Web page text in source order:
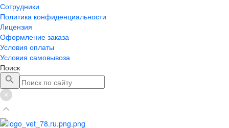
Сотрудники
Политика конфиденциальности
Лицензия
Оформление заказа
Условия оплаты
Условия самовывоза
Поиск